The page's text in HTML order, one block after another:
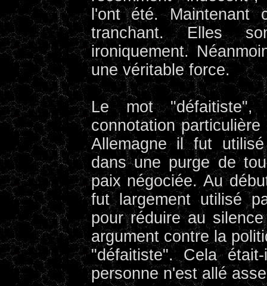
l'ont été. Maintenant
tranchant. Elles
ironiquement.
une véritable force.
Le mot
connotation
Allemagne il fut
dans une purge de
paix négociée. Au
fut largement utilisé
pour réduire au
argument contre la
"défaitiste". Cela
personne n'est allé